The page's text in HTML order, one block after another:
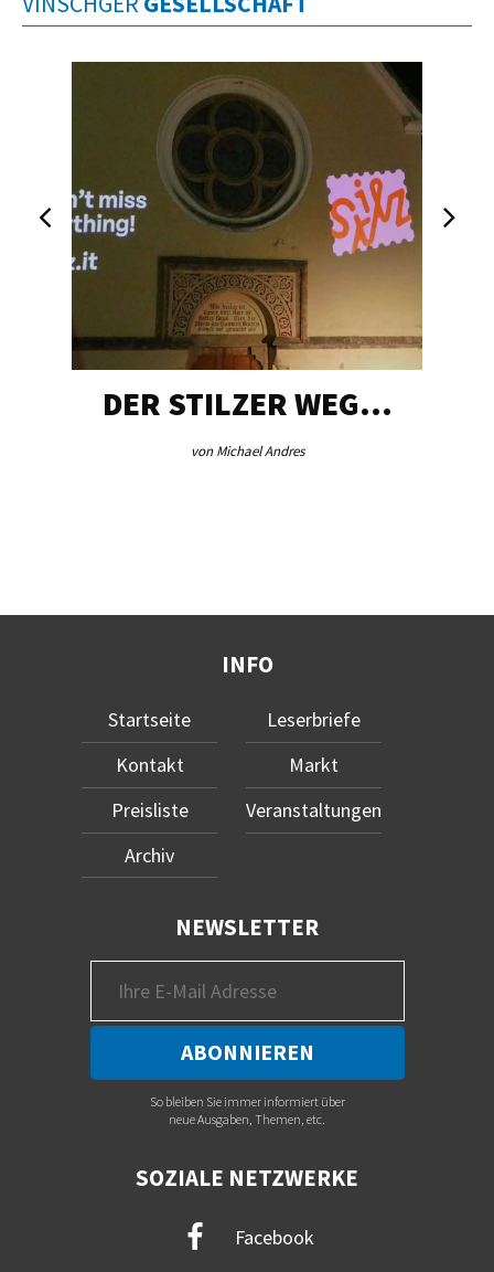
DER STILZER WEG…
von Michael Andres
INFO
Startseite
Kontakt
Preisliste
Archiv
Leserbriefe
Markt
Veranstaltungen
NEWSLETTER
So bleiben Sie immer informiert über
neue Ausgaben, Themen, etc.
SOZIALE NETZWERKE
Facebook